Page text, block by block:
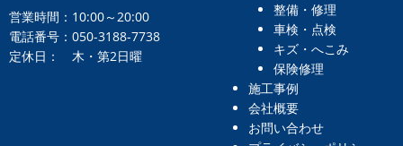
営業時間：10:00～20:00
電話番号：050-3188-7738
定休日： 木・第2日曜
整備・修理
車検・点検
キズ・へこみ
保険修理
施工事例
会社概要
お問い合わせ